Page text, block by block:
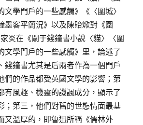
文學門戶的一些感觸》《〈圍城〉
墨客平簡況》以及陳貽焮對《圍
炎在《關于錢鐘書小說〈貓〉〈圍
文學門戶的一些感觸》里，論述了
錢鐘書尤其是后兩者作為一個門戶
們的作品都受英國文學的影響；第
有風趣、機靈的譏諷成分，顯示了
；第三，他們對舊的世態情面最基
又溫厚的，即魯迅所稱《儒林外